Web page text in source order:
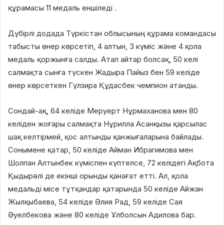
құрамасы 11 медаль еншіледі .
Дүбірлі додада Түркістан облысының құрама командасы
табысты өнер көрсетіп, 4 алтын, 3 күміс және 4 қола
медаль қоржынға салды. Атап айтар болсақ, 50 келі
салмақта сынға түскен Жадыра Пайыз бен 59 келіде
өнер көрсеткен Гүлзира Құдасбек чемпион атанды.
Сондай-ақ, 64 келіде Меруерт Нұрмаханова мен 80
келіден жоғары салмақта Нұрилла Асанқызы қарсылас
шақ келтірмей, қос алтынды қанжығаларына байлады.
Сонымене қатар, 50 келіде Айман Ибрагимова мен
Шолпан Алтынбек күміспен күптелсе, 72 келідегі Ақбота
Қыдырәлі де екінші орынды қанағат етті. Ал, қола
медальді місе тұтқандар қатарында 50 келіде Айжан
Жылқыбаева, 54 келіде Әлия Рад, 59 келіде Сая
Әуелбекова және 80 келіде Ұлболсын Адилова бар.